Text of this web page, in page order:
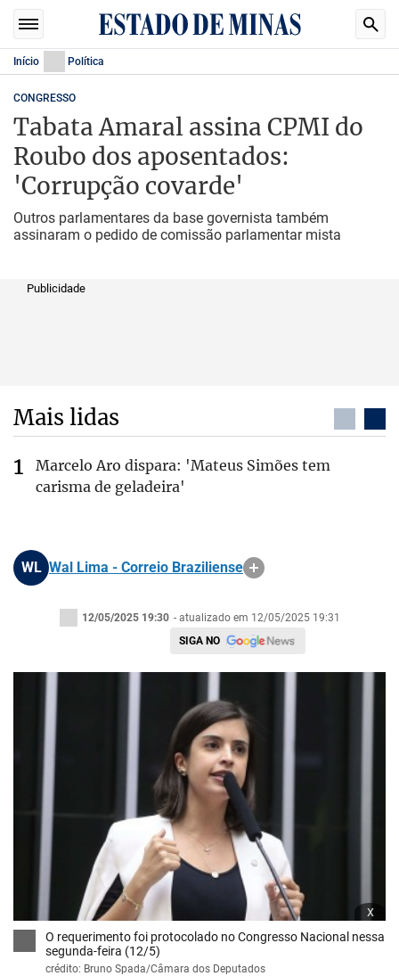
Início Política
CONGRESSO
Tabata Amaral assina CPMI do
Roubo dos aposentados:
'Corrupção covarde'
Outros parlamentares da base governista também
assinaram o pedido de comissão parlamentar mista
Publicidade
Mais lidas
Marcelo Aro dispara: 'Mateus Simões tem
carisma de geladeira'
WL Wal Lima - Correio Braziliense
12/05/2025 19:30 - atualizado em 12/05/2025 19:31
SIGA NO
x
O requerimento foi protocolado no Congresso Nacional nessa
segunda-feira (12/5)
crédito: Bruno Spada/Câmara dos Deputados